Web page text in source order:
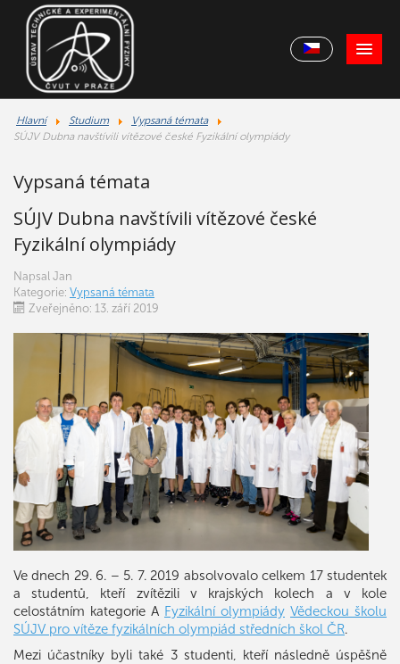
Hlavní Studium
Vypsaná témata
SÚJV Dubna navštívili vítězové české Fyzikální olympiády
Vypsaná témata
SÚJV Dubna navštívili vítězové české
Fyzikální olympiády
Napsal Jan
Kategorie: Vypsaná témata
Zveřejněno: 13. září 2019
Ve dnech 29. 6. – 5. 7. 2019 absolvovalo celkem 17 studentek
a studentů, kteří zvítězili v krajských kolech a v kole
celostátním kategorie A Fyzikální olympiády Vědeckou školu
SÚJV pro vítěze fyzikálních olympiád středních škol ČR.
Mezi účastníky byli také 3 studenti, kteří následně úspěšně